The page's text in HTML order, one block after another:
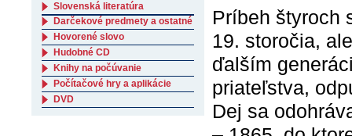
Príbeh štyroch
19. storočia,
ďalším
priateľstva,
Dej sa
Slovenská literatúra
Darčekové predmety a ostatné
Hovorené slovo
Hudobné CD
Knihy na počúvanie
Počítačové hry a aplikácie
DVD